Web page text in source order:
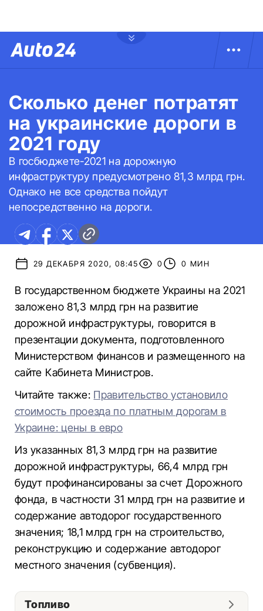
Сколько денег потратят
на украинские дороги в
2021 году
В госбюджете-2021 на дорожную
инфраструктуру предусмотрено 81,3 млрд грн.
Однако не все средства пойдут
непосредственно на дороги.
29 ДЕКАБРЯ 2020, 08:45 0 0 МИН
В государственном бюджете Украины на 2021
заложено 81,3 млрд грн на развитие
дорожной инфраструктуры, говорится в
презентации документа, подготовленного
Министерством финансов и размещенного на
сайте Кабинета Министров.
Читайте также: Правительство установило
стоимость проезда по платным дорогам в
Украине: цены в евро
Из указанных 81,3 млрд грн на развитие
дорожной инфраструктуры, 66,4 млрд грн
будут профинансированы за счет Дорожного
фонда, в частности 31 млрд грн на развитие и
содержание автодорог государственного
значения; 18,1 млрд грн на строительство,
реконструкцию и содержание автодорог
местного значения (субвенция).
Топливо